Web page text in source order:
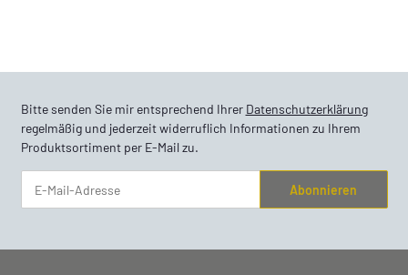
Bitte senden Sie mir entsprechend Ihrer Datenschutzerklärung
regelmäßig und jederzeit widerruflich Informationen zu Ihrem
Produktsortiment per E-Mail zu.
Abonnieren